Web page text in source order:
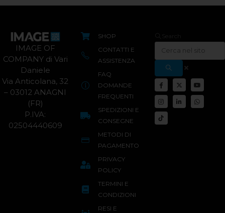
IMAGE OF
COMPANY di Vari
Daniele
Via Anticolana, 32
– 03012 ANAGNI
(FR)
P.IVA:
02504440609
SHOP
CONTATTI E
ASSISTENZA
FAQ
DOMANDE
FREQUENTI
SPEDIZIONI E
CONSEGNE
METODI DI
PAGAMENTO
PRIVACY
POLICY
TERMINI E
CONDIZIONI
RESI E